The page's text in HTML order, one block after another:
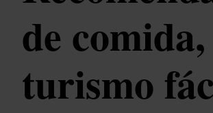
de
turismo